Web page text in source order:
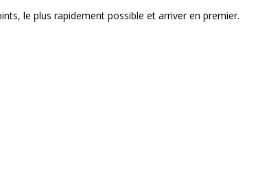
le plus rapidement possible et arriver en premier.